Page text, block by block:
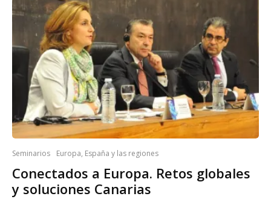
Seminarios Europa, España y las regiones
Conectados a Europa. Retos globales
y soluciones Canarias